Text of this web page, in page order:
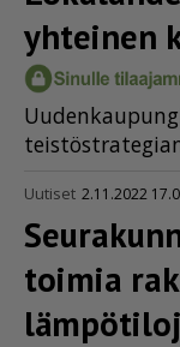
yhteinen
Uutiset 2.11.2022
toimia